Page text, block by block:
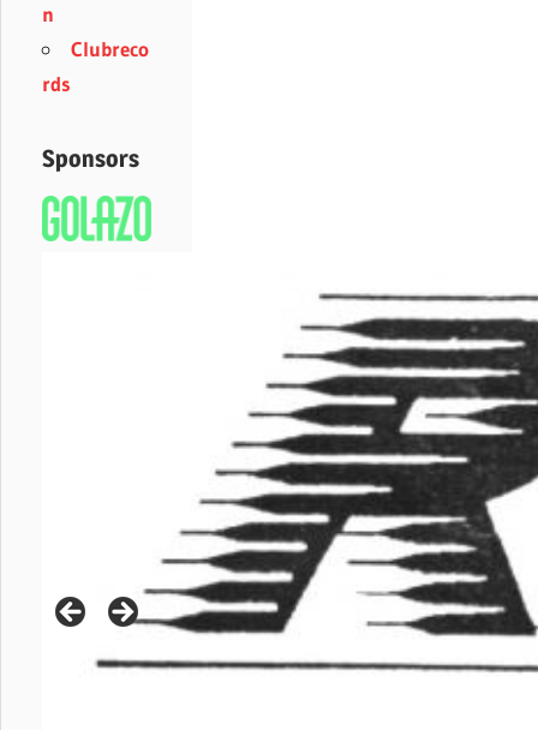
n
Clubreco
rds
Sponsors